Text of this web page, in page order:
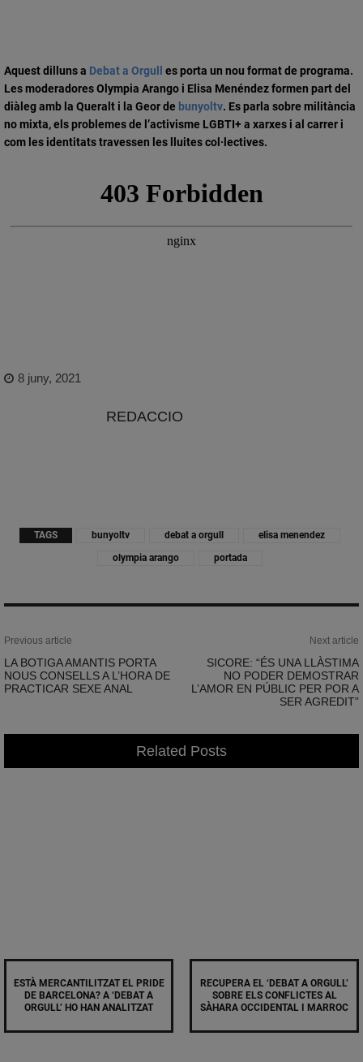
Aquest dilluns a Debat a Orgull es porta un nou format de programa.
Les moderadoresOlympia Arango i Elisa Menéndez formen part del
diàleg amb la Queralt i la Geor de bunyoltv. Es parla sobre militància
no mixta, elsproblemes de l’activisme LGBTI+a xarxes i al carrer i
com les identitats travessen les lluites col·lectives.
8 juny, 2021
REDACCIO
TAGS bunyoltv debat a orgull
elisa menendez
olympia arango
portada
Previous article
LA BOTIGA AMANTIS PORTA
NOUS CONSELLS A L’HORA DE
PRACTICAR SEXE ANAL
Next article
SICORE: “ÉS UNA LLÀSTIMA
NO PODER DEMOSTRAR
L’AMOR EN PÚBLIC PER POR A
SER AGREDIT”
Related Posts
ESTÀ MERCANTILITZAT EL PRIDE
DE BARCELONA? A ‘DEBAT A
ORGULL’ HO HAN ANALITZAT
RECUPERA EL ‘DEBAT A ORGULL’
SOBRE ELS CONFLICTES AL
SÀHARA OCCIDENTAL I MARROC